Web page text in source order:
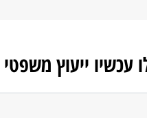
עכשיו ייעוץ